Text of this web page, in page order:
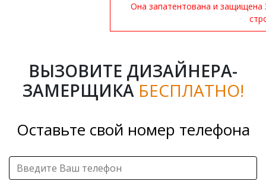
Она запатентована и
ВЫЗОВИТЕ ДИЗАЙНЕРА-
ЗАМЕРЩИКА БЕСПЛАТНО!
Оставьте свой номер телефона